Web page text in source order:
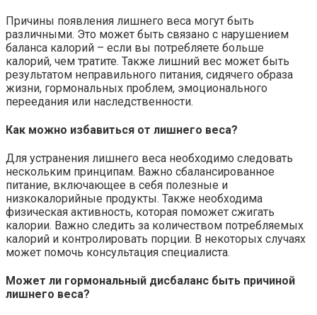
Причины появления лишнего веса могут быть
различными. Это может быть связано с нарушением
баланса калорий – если вы потребляете больше
калорий, чем тратите. Также лишний вес может быть
результатом неправильного питания, сидячего образа
жизни, гормональных проблем, эмоционального
переедания или наследственности.
Как можно избавиться от лишнего веса?
Для устранения лишнего веса необходимо следовать
нескольким принципам. Важно сбалансированное
питание, включающее в себя полезные и
низкокалорийные продукты. Также необходима
физическая активность, которая поможет сжигать
калории. Важно следить за количеством потребляемых
калорий и контролировать порции. В некоторых случаях
может помочь консультация специалиста.
Может ли гормональный дисбаланс быть причиной
лишнего веса?